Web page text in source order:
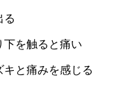
る
を触ると痛い
と痛みを感じる